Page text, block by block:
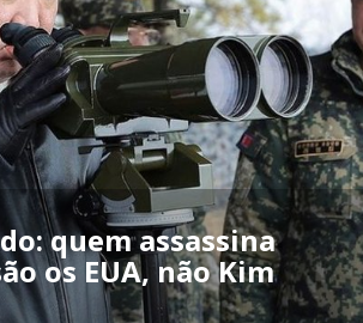
quem assassina
os EUA, não Kim